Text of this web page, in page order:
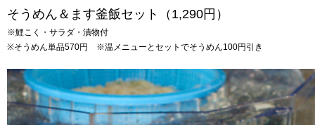
そうめん＆ます釜飯セット（1,290円）
※鯉こく・サラダ・漬物付
※そうめん単品570円 ※温メニューとセットでそうめん100円引き